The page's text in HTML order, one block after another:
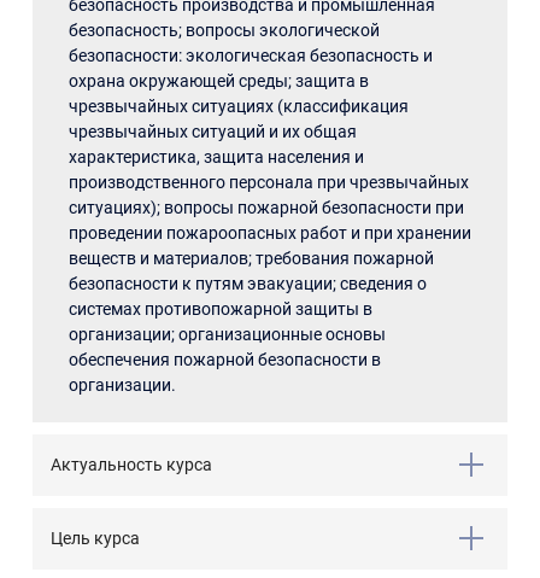
безопасность производства и промышленная
безопасность; вопросы экологической
безопасности: экологическая безопасность и
охрана окружающей среды; защита в
чрезвычайных ситуациях (классификация
чрезвычайных ситуаций и их общая
характеристика, защита населения и
производственного персонала при чрезвычайных
ситуациях); вопросы пожарной безопасности при
проведении пожароопасных работ и при хранении
веществ и материалов; требования пожарной
безопасности к путям эвакуации; сведения о
системах противопожарной защиты в
организации; организационные основы
обеспечения пожарной безопасности в
организации.
Актуальность курса
Цель курса